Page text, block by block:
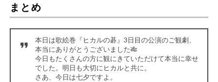
まとめ
本日は歌絵巻『ヒカルの碁』3日目の公演のご観劇、
本当にありがとうございました🎋
今日もたくさんの方に観にきていただけて本当に幸せ
でした。明日も大切にヒカルと共に。
さあ、今日は七夕ですよ。